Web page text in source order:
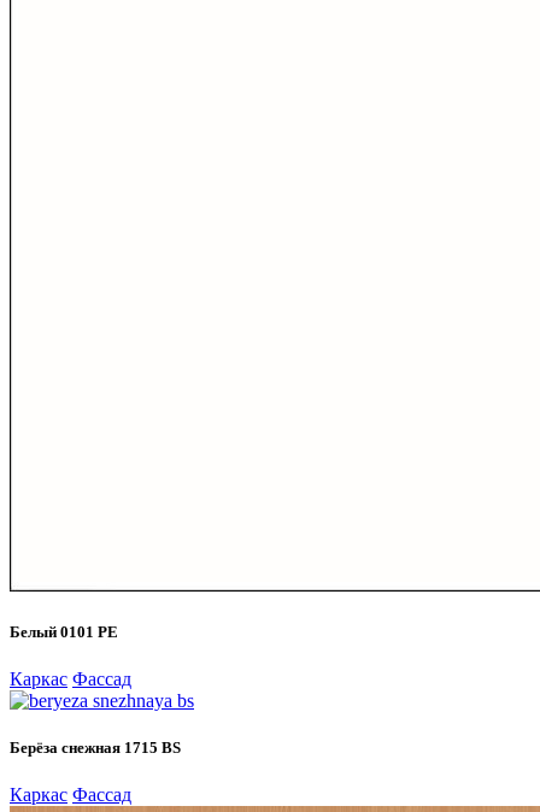
Белый 0101 PE
Каркас Фассад
Берёза снежная 1715 BS
Каркас Фассад